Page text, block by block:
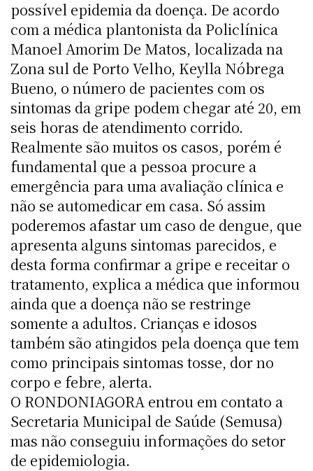
possível epidemia da doença. De acordo
com a médica plantonista da Policlínica
Manoel Amorim De Matos, localizada na
Zona sul de Porto Velho, Keylla Nóbrega
Bueno, o número de pacientes com os
sintomas da gripe podem chegar até 20, em
seis horas de atendimento corrido.
Realmente são muitos os casos, porém é
fundamental que a pessoa procure a
emergência para uma avaliação clínica e
não se automedicar em casa. Só assim
poderemos afastar um caso de dengue, que
apresenta alguns sintomas parecidos, e
desta forma confirmar a gripe e receitar o
tratamento, explica a médica que informou
ainda que a doença não se restringe
somente a adultos. Crianças e idosos
também são atingidos pela doença que tem
como principais sintomas tosse, dor no
corpo e febre, alerta.
O RONDONIAGORA entrou em contato a
Secretaria Municipal de Saúde (Semusa)
mas não conseguiu informações do setor
de epidemiologia.